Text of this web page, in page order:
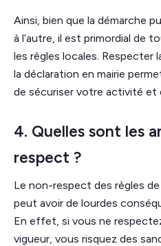
Ainsi, bien que la démarche
à l’autre, il est primordial de
les règles locales.
la déclaration en mairie
de sécuriser votre activité et
4. Quelles sont les
respect ?
Le non-respect des règles
peut avoir de lourdes
En effet, si vous ne
vigueur, vous risquez des